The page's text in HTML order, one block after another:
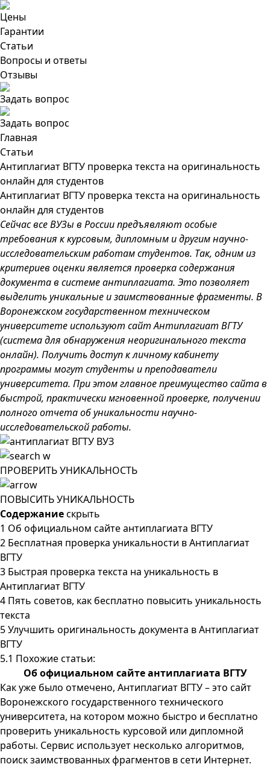
Цены
Гарантии
Статьи
Вопросы и ответы
Отзывы
Задать вопрос
Задать вопрос
Главная
Статьи
Антиплагиат ВГТУ проверка текста на оригинальность
онлайн для студентов
Антиплагиат ВГТУ проверка текста на оригинальность
онлайн для студентов
Сейчас все ВУЗы в России предъявляют особые
требования к курсовым, дипломным и другим научно-
исследовательским работам студентов. Так, одним из
критериев оценки является проверка содержания
документа в системе антиплагиата. Это позволяет
выделить уникальные и заимствованные фрагменты. В
Воронежском государственном техническом
университете используют сайт Антиплагиат ВГТУ
(система для обнаружения неоригинального текста
онлайн). Получить доступ к личному кабинету
программы могут студенты и преподаватели
университета. При этом главное преимущество сайта в
быстрой, практически мгновенной проверке, получении
полного отчета об уникальности научно-
исследовательской работы.
ПРОВЕРИТЬ УНИКАЛЬНОСТЬ
ПОВЫСИТЬ УНИКАЛЬНОСТЬ
Содержаниескрыть
1 Об официальном сайте антиплагиата ВГТУ
2 Бесплатная проверка уникальности в Антиплагиат
ВГТУ
3 Быстрая проверка текста на уникальность в
Антиплагиат ВГТУ
4 Пять советов, как бесплатно повысить уникальность
текста
5Улучшить оригинальность документа в Антиплагиат
ВГТУ
5.1 Похожие статьи:
Об официальном сайте антиплагиата ВГТУ
Как уже было отмечено, Антиплагиат ВГТУ – это сайт
Воронежского государственного технического
университета, на котором можно быстро и бесплатно
проверить уникальность курсовой или дипломной
работы. Сервис использует несколько алгоритмов,
поиск заимствованных фрагментов в сети Интернет.